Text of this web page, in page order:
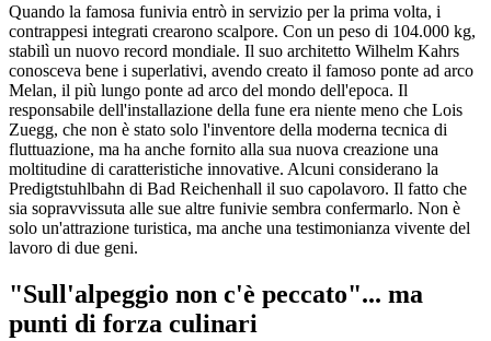
Quando la famosa funivia entrò in servizio per la prima volta, i
contrappesi integrati crearono scalpore. Con un peso di 104.000 kg,
stabilì un nuovo record mondiale. Il suo architetto Wilhelm Kahrs
conosceva bene i superlativi, avendo creato il famoso ponte ad arco
Melan, il più lungo ponte ad arco del mondo dell'epoca. Il
responsabile dell'installazione della fune era niente meno che Lois
Zuegg, che non è stato solo l'inventore della moderna tecnica di
fluttuazione, ma ha anche fornito alla sua nuova creazione una
moltitudine di caratteristiche innovative. Alcuni considerano la
Predigtstuhlbahn di Bad Reichenhall il suo capolavoro. Il fatto che
sia sopravvissuta alle sue altre funivie sembra confermarlo. Non è
solo un'attrazione turistica, ma anche una testimonianza vivente del
lavoro di due geni.
"Sull'alpeggio non c'è peccato"... ma
punti di forza culinari